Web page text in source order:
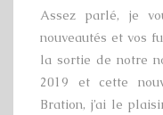
Assez parlé, je
nouveautés et vos
la sortie de notre
2019 et cette
Bration, j’ai le